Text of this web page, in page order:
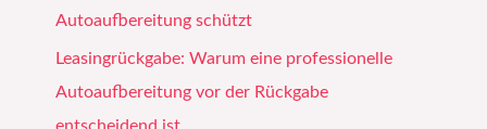
Autoaufbereitung schützt
Leasingrückgabe: Warum eine professionelle
Autoaufbereitung vor der Rückgabe